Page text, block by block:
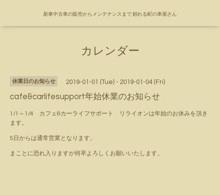
新車中古車の販売からメンテナンスまで 頼れる町の車屋さん
カレンダー
休業日のお知らせ 2019-01-01 (Tue) - 2019-01-04 (Fri)
cafe&carlifesupport年始休業のお知らせ
1/1～1/4 カフェ&カーライフサポート リライオンは年始のお休みを頂き
ます。
5日からは通常営業となります。
まことに恐れ入りますが何卒よろしくお願いいたします。